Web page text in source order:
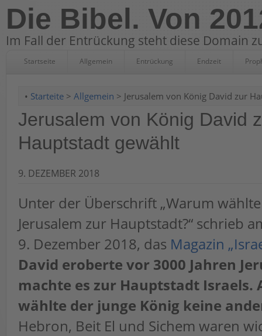
Die Bibel. Von
Im Fall der Entrückung steht diese Domain
Startseite Allgemein Entrückung Endzeit
• Starteite > Allgemein > Jerusalem von König David zur
Jerusalem von König David
Hauptstadt gewählt
9. DEZEMBER 2018
Unter der Überschrift „Warum
Jerusalem zur Hauptstadt?“ schrieb
9. Dezember 2018, das Magazin
David eroberte vor 3000 Jahren
machte es zur Hauptstadt Israels.
wählte der junge König keine
Hebron, Beit El und Sichem waren